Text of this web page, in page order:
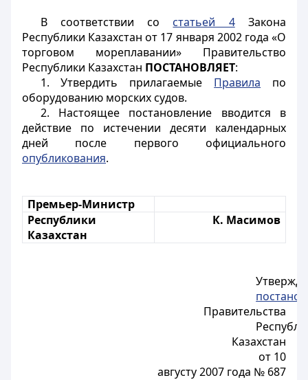
В соответствии со статьей 4Закона
Республики Казахстан от 17 января 2002 года «О
торговом мореплавании» Правительство
Республики Казахстан ПОСТАНОВЛЯЕТ:
1. Утвердить прилагаемые Правила по
оборудованию морских судов.
2. Настоящее постановление вводится в
действие по истечении десяти календарных
дней после первого официального
опубликования.
Премьер-Министр
Республики
Казахстан
К. Масимов
Правительства
Казахстан
от 10
августу 2007 года № 687